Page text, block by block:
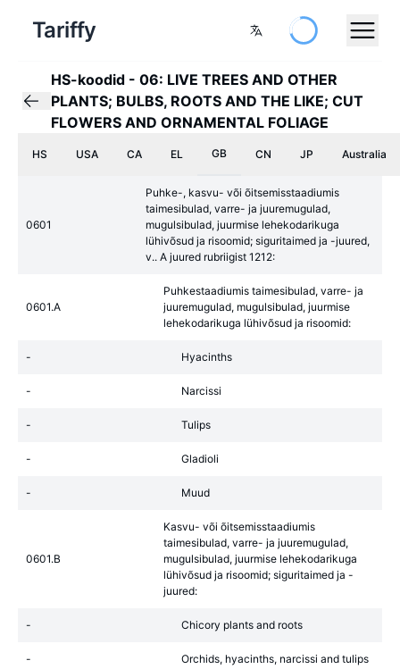
Tariffy
HS-koodid - 06: LIVE TREES AND OTHER
PLANTS; BULBS, ROOTS AND THE LIKE; CUT
FLOWERS AND ORNAMENTAL FOLIAGE
HS USA CA EL GB CN JP Australia
0601
Puhke-, kasvu- või õitsemisstaadiumis
taimesibulad, varre- ja juuremugulad,
mugulsibulad, juurmise lehekodarikuga
lühivõsud ja risoomid; siguritaimed ja -juured,
v.. A juured rubriigist 1212:
0601.A
Puhkestaadiumis taimesibulad, varre- ja
juuremugulad, mugulsibulad, juurmise
lehekodarikuga lühivõsud ja risoomid:
- Hyacinths
- Narcissi
- Tulips
- Gladioli
- Muud
0601.B
Kasvu- või õitsemisstaadiumis
taimesibulad, varre- ja juuremugulad,
mugulsibulad, juurmise lehekodarikuga
lühivõsud ja risoomid; siguritaimed ja -
juured:
- Chicory plants and roots
- Orchids, hyacinths, narcissi and tulips